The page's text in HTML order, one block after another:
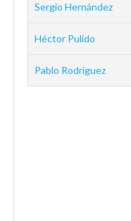
Sergio Hernández
Héctor Pulido
Pablo Rodríguez